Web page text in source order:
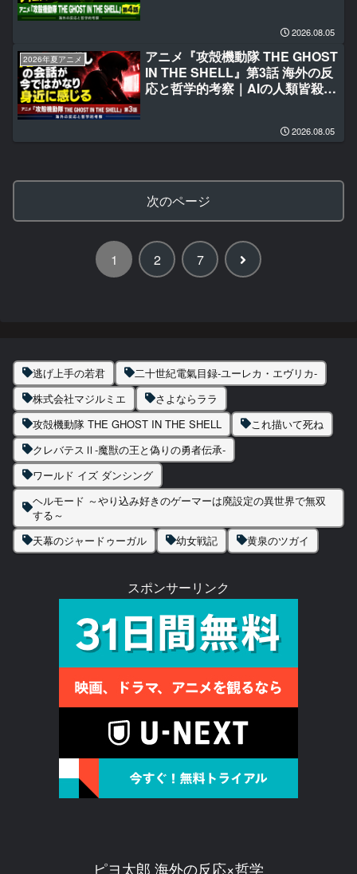
2026.08.05
2026年夏アニメ
アニメ『攻殻機動隊 THE GHOST
IN THE SHELL』第3話 海外の反
応と哲学的考察｜AIの人類皆殺し
2026.08.05
次のページ
1 2 7
次
逃げ上手の若君
二十世紀電氣目録-ユーレカ・エヴリカ-
株式会社マジルミエ
さよならララ
攻殻機動隊 THE GHOST IN THE SHELL
これ描いて死ね
クレバテスⅡ-魔獣の王と偽りの勇者伝承-
ワールド イズ ダンシング
ヘルモード ～やり込み好きのゲーマーは廃設定の異世界で無双
する～
天幕のジャードゥーガル
幼女戦記 黄泉のツガイ
スポンサーリンク
ピヨ太郎 海外の反応×哲学